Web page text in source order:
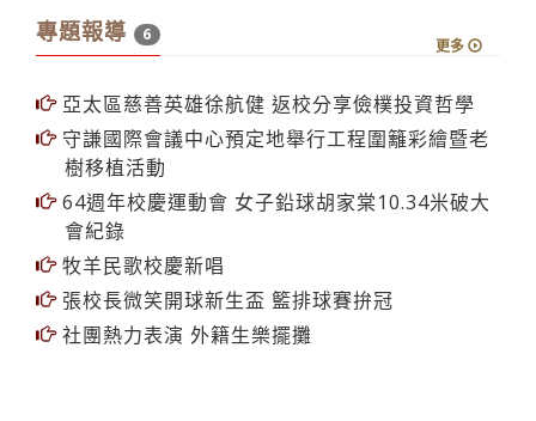
專題報導 6
更多
亞太區慈善英雄徐航健 返校分享儉樸投資哲學
守謙國際會議中心預定地舉行工程圍籬彩繪暨老
樹移植活動
64週年校慶運動會 女子鉛球胡家棠10.34米破大
會紀錄
牧羊民歌校慶新唱
張校長微笑開球新生盃 籃排球賽拚冠
社團熱力表演 外籍生樂擺攤